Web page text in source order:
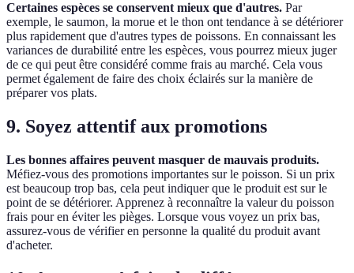
Certaines espèces se conservent mieux que d'autres. Par
exemple, le saumon, la morue et le thon ont tendance à se détériorer
plus rapidement que d'autres types de poissons. En connaissant les
variances de durabilité entre les espèces, vous pourrez mieux juger
de ce qui peut être considéré comme frais au marché. Cela vous
permet également de faire des choix éclairés sur la manière de
préparer vos plats.
9. Soyez attentif aux promotions
Les bonnes affaires peuvent masquer de mauvais produits.
Méfiez-vous des promotions importantes sur le poisson. Si un prix
est beaucoup trop bas, cela peut indiquer que le produit est sur le
point de se détériorer. Apprenez à reconnaître la valeur du poisson
frais pour en éviter les pièges. Lorsque vous voyez un prix bas,
assurez-vous de vérifier en personne la qualité du produit avant
d'acheter.